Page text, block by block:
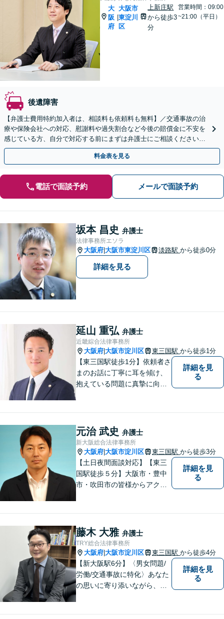
大
阪
府
|
大阪市
東淀川
区
上新庄駅
から徒歩3
分
営業時間：09:00
~21:00（平日）
後遺障害
【弁護士費用特約加入者は、相談料も依頼料も無料】／交通事故の治
療や保険会社への対応、慰謝料や過失割合など今後の賠償金に不安を
感じている方、自分で対応する前にまずは弁護士にご相談ください。
【弁護士歴10年以上】【当日予約・夜間・休日の相談可】
料金表を見る
電話で面談予約 メールで面談予約
坂本 昌史 弁護士
法律事務所エソラ
大阪府 大阪市東淀川区 淡路駅 から徒歩0分
詳細を見る
延山 重弘 弁護士
近畿綜合法律事務所
大阪府 大阪市淀川区 東三国駅 から徒歩1分
【東三国駅徒歩1分】依頼者さ
まのお話に丁寧に耳を傾け、
抱えている問題に真摯に向き
します。まずはお気軽にご相
談にいらしてください。【休
日夜間相談可】
詳細を見
る
元治 武史 弁護士
新大阪総合法律事務所
大阪府 大阪市淀川区 東三国駅 から徒歩3分
【土日夜間面談対応】【東三
国駅徒歩５分】大阪市・豊中
市・吹田市の皆様からアクセ
詳細を見
る
藤木 大雅 弁護士
TRY総合法律事務所
大阪府 大阪市淀川区 東三国駅 から徒歩4分
【新大阪駅6分】〈男女問題/
労働/交通事故に特化〉あなた
の思いに寄り添いながら、明
詳細を見
る